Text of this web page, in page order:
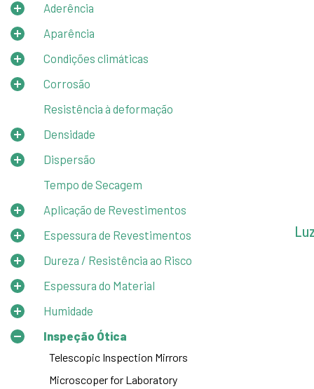
Aderência
Aparência
Condições climáticas
Corrosão
Resistência à deformação
Densidade
Dispersão
Tempo de Secagem
Aplicação de Revestimentos
Espessura de Revestimentos
Dureza / Resistência ao Risco
Espessura do Material
Humidade
Inspeção Ótica
Telescopic Inspection Mirrors
Microscoper for Laboratory